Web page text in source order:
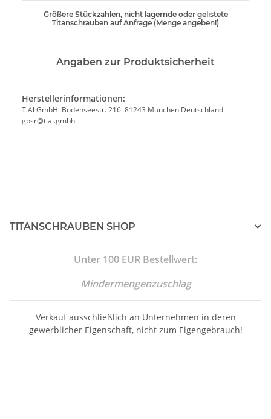
Größere Stückzahlen, nicht lagernde oder gelistete
Titanschrauben auf Anfrage (Menge angeben!)
Angaben zur Produktsicherheit
Herstellerinformationen:
TiAl GmbH Bodenseestr. 216 81243 München Deutschland
gpsr@tial.gmbh
TiTANSCHRAUBEN SHOP
Unter 100 EUR Bestellwert:
Mindermengenzuschlag
Verkauf ausschließlich an Unternehmen in deren
gewerblicher Eigenschaft, nicht zum Eigengebrauch!